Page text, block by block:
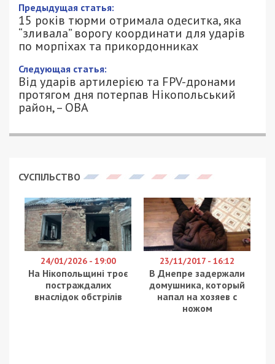
15 років тюрми отримала одеситка,
яка “зливала” ворогу координати для
ударів по морпіхах та прикордонниках
2/08/2025 - 14:45
ПЕТРО ЩУКІН - СПЕЦИАЛЬНО ДЛЯ
49000.COM.UA
647
За матеріалами військової контррозвідки та
слідчих Служби безпеки України, до 15 років